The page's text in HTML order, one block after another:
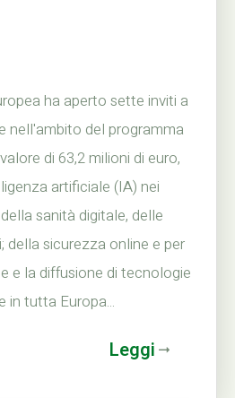
ha aperto sette inviti a
nell'ambito del programma
di 63,2 milioni di euro,
artificiale (IA) nei
sanità digitale, delle
della sicurezza online e per
e la diffusione di tecnologie
in tutta Europa...
Leggi